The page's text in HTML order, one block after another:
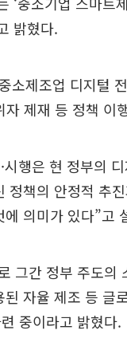
밝혔다.
소제조업 디지털
제재 등 정책 이
행은 현 정부의
정책의 안정적 추
의미가 있다”고
그간 정부 주도의
자율 제조 등 글
중이라고 밝혔다.